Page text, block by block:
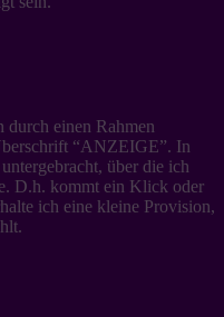
durch einen Rahmen
“ANZEIGE”. In
über die ich
D.h. kommt ein Klick oder
ich eine kleine Provision,